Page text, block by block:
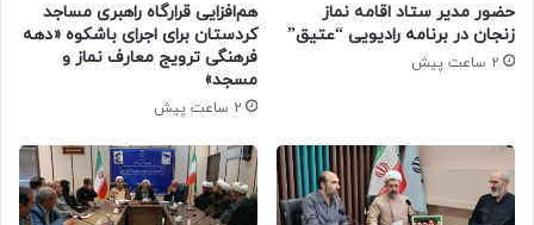
حضور مدیر ستاد اقامه نماز
زنجان در برنامه رادیویی “عتیق”
2 ساعت پیش
هم‌افزایی قرارگاه راهبری مساجد
کردستان برای اجرای باشکوه «دهه
فرهنگی ترویج معارف نماز و
مسجد»
2 ساعت پیش